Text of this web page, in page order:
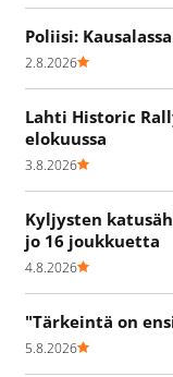
Poliisi:
2.8.2026
Lahti Historic
elokuussa
3.8.2026
Kyljysten
jo 16 joukkuetta
4.8.2026
"Tärkeintä on
5.8.2026